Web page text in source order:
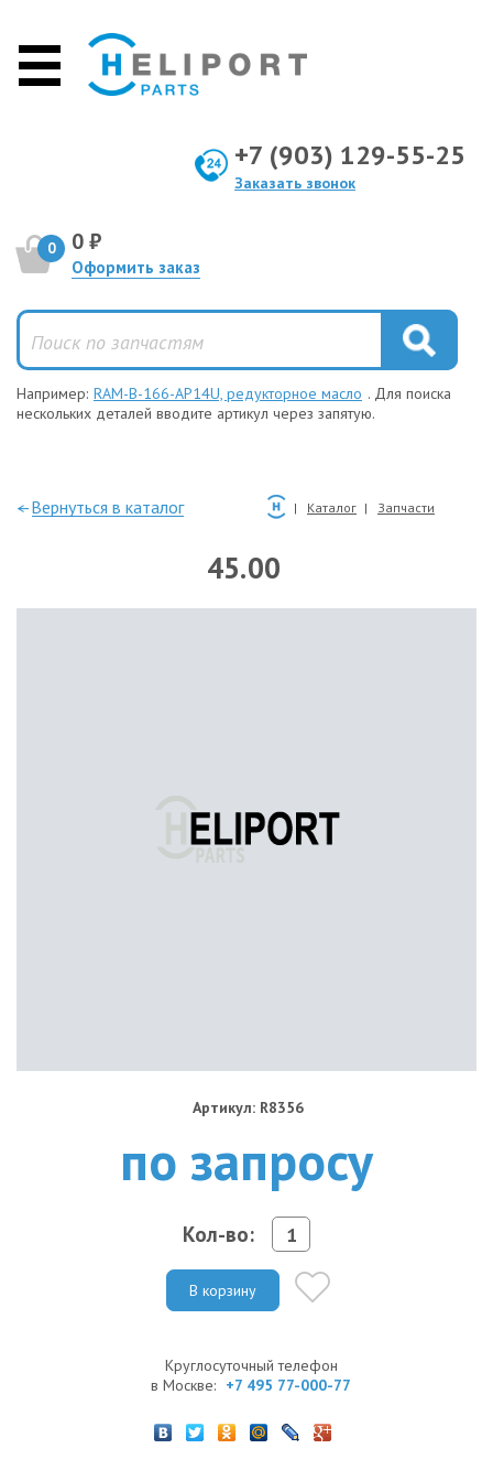
+7 (903) 129-55-25
Заказать звонок
0 0 ₽
Оформить заказ
Например: RAM-B-166-AP14U, редукторное масло . Для поиска
нескольких деталей вводите артикул через запятую.
—Вернуться в каталог Каталог Запчасти
45.00
Артикул: R8356
по запросу
Кол-во:
В корзину
Круглосуточный телефон
в Москве: +7 495 77-000-77